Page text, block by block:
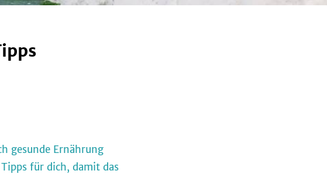
gesunde Ernährung
für dich, damit das